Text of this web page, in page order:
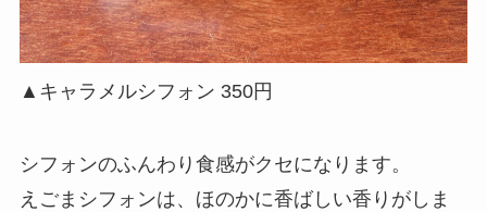
▲キャラメルシフォン 350円
シフォンのふんわり食感がクセになります。
えごまシフォンは、ほのかに香ばしい香りがしま